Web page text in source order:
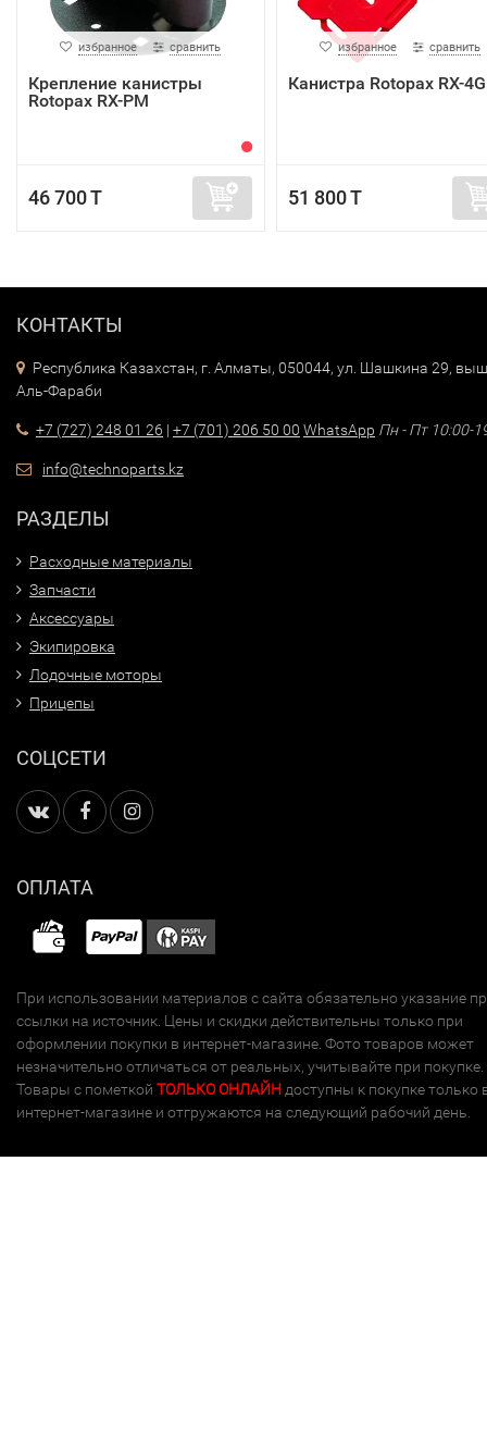
избранное сравнить
Крепление канистры
Rotopax RX-PM
46 700 T
избранное сравнить
Канистра Rotopax RX-4G
51 800 T
КОНТАКТЫ
Республика Казахстан, г. Алматы, 050044, ул. Шашкина 29,
Аль-Фараби
+7 (727) 248 01 26 | +7 (701) 206 50 00 WhatsApp Пн - Пт 10:00-
info@technoparts.kz
РАЗДЕЛЫ
Расходные материалы
Запчасти
Аксессуары
Экипировка
Лодочные моторы
Прицепы
СОЦСЕТИ
ОПЛАТА
При использовании материалов с сайта обязательно указание
ссылки на источник. Цены и скидки действительны только при
оформлении покупки в интернет-магазине. Фото товаров может
незначительно отличаться от реальных, учитывайте при покупке.
Товары с пометкой ТОЛЬКО ОНЛАЙН доступны к покупке только
интернет-магазине и отгружаются на следующий рабочий день.